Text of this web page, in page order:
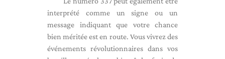
interprété comme un signe ou un
message indiquant que votre chance
bien méritée est en route. Vous vivrez des
événements révolutionnaires dans vos